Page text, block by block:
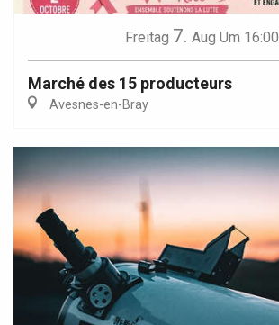
Freitag 7. Aug Um 16:00
Marché des 15 producteurs
Avesnes-en-Bray